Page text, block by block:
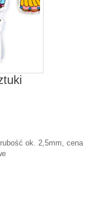
ok. 2,5mm, cena